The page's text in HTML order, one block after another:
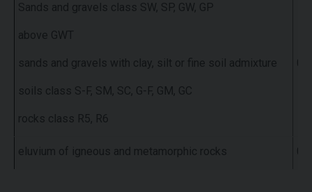
Sands and gravels class SW, SP, GW, GP
above GWT
sands and gravels with clay, silt or fine soil admixture
soils class S-F, SM, SC, G-F, GM, GC
rocks class R5, R6
0.3
eluvium of igneous and metamorphic rocks 0.4